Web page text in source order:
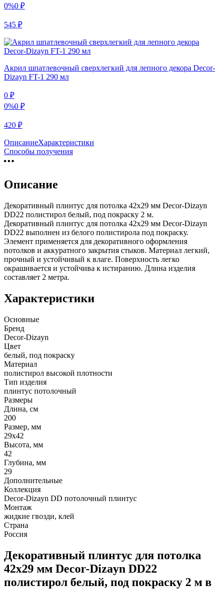
0%0 ₽
545 ₽
Акрил шпатлевочный сверхлегкий для лепного декора Decor-
Dizayn FT-1 290 мл
0 ₽
0%0 ₽
420 ₽
ОписаниеХарактеристики
Способы получения
Описание
Декоративный плинтус для потолка 42х29 мм Decor-Dizayn
DD22 полистирол белый, под покраску 2 м.
Декоративный плинтус для потолка 42х29 мм Decor-Dizayn
DD22 выполнен из белого полистирола под покраску.
Элемент применяется для декоративного оформления
потолков и аккуратного закрытия стыков. Материал легкий,
прочный и устойчивый к влаге. Поверхность легко
окрашивается и устойчива к истиранию. Длина изделия
составляет 2 метра.
Характеристики
Основные
Бренд
Decor-Dizayn
Цвет
белый, под покраску
Материал
полистирол высокой плотности
Тип изделия
плинтус потолочный
Размеры
Длина, см
200
Размер, мм
29х42
Высота, мм
42
Глубина, мм
29
Дополнительные
Коллекция
Decor-Dizayn DD потолочный плинтус
Монтаж
жидкие гвозди, клей
Страна
Россия
Декоративный плинтус для потолка
42х29 мм Decor-Dizayn DD22
полистирол белый, под покраску 2 м в